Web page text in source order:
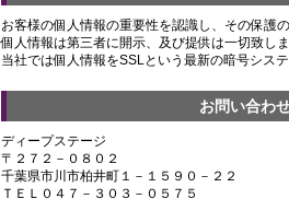
お客様の個人情報の重要性を認識し、その保護
個人情報は第三者に開示、及び提供は一切致しま
当社では個人情報をSSLという最新の暗号シス
お問い合わ
ディープステージ
〒２７２－０８０２
千葉県市川市柏井町１－１５９０－２２
ＴＥＬ０４７－３０３－０５７５